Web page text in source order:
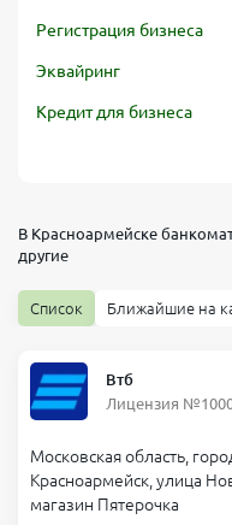
Регистрация бизнеса
Эквайринг
Кредит для бизнеса
В Красноармейске
другие
Список Ближайшие на
Втб
Лицензия
Московская область,
Красноармейск, улица
магазин Пятерочка